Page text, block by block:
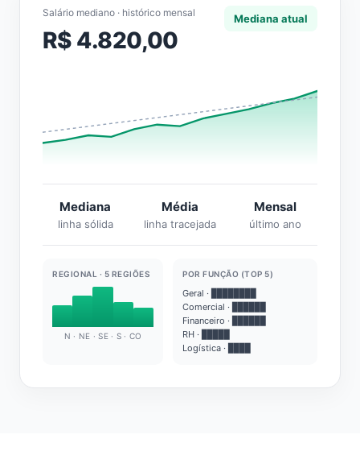
Salário mediano · histórico mensal
R$ 4.820,00
Mediana atual
Mediana
linha sólida
Média
linha tracejada
Mensal
último ano
REGIONAL · 5 REGIÕES
N · NE · SE · S · CO
POR FUNÇÃO (TOP 5)
Geral · ████████
Comercial · ██████
Financeiro · ██████
RH · █████
Logística · ████